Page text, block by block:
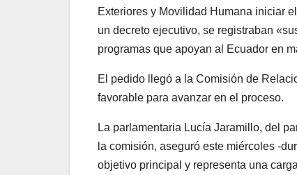
Exteriores y Movilidad Humana iniciar
un decreto ejecutivo, se registraban
programas que apoyan al Ecuador en
El pedido llegó a la Comisión de
favorable para avanzar en el proceso.
La parlamentaria Lucía Jaramillo, del
la comisión, aseguró este miércoles -
objetivo principal y representa una